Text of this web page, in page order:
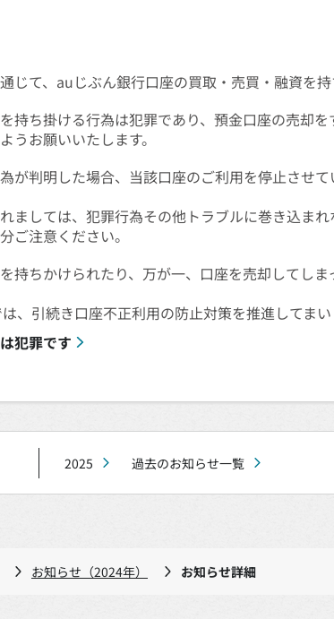
じて、auじぶん銀行口座の買取・売買・融資を
持ち掛ける行為は犯罪であり、預金口座の売却を
うお願いいたします。
が判明した場合、当該口座のご利用を停止させ
ましては、犯罪行為その他トラブルに巻き込ま
ご注意ください。
持ちかけられたり、万が一、口座を売却してし
、引続き口座不正利用の防止対策を推進してまい
犯罪です
2025 過去のお知らせ一覧
お知らせ（2024年） お知らせ詳細